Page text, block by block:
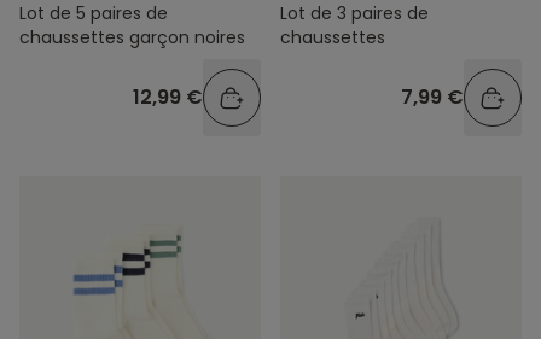
Lot de 5 paires de
chaussettes garçon noires
12,99 €
Lot de 3 paires de
chaussettes
7,99 €